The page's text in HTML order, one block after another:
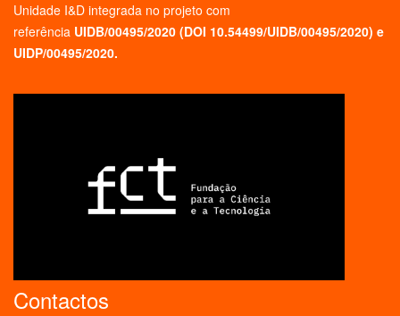
Unidade I&D integrada no projeto com
referência UIDB/00495/2020 (DOI 10.54499/UIDB/00495/2020) e
UIDP/00495/2020.
Contactos